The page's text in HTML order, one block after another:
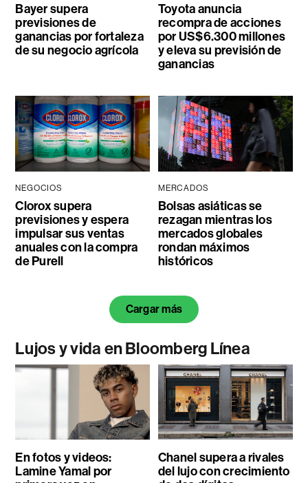
Bayer supera
previsiones de
ganancias por fortaleza
de su negocio agrícola
Toyota anuncia
recompra de acciones
por US$6.300 millones
y eleva su previsión de
ganancias
NEGOCIOS
Clorox supera
previsiones y espera
impulsar sus ventas
anuales con la compra
de Purell
MERCADOS
Bolsas asiáticas se
rezagan mientras los
mercados globales
rondan máximos
históricos
Cargar más
Lujos y vida en Bloomberg Línea
En fotos y videos:
Lamine Yamal por
Chanel supera a rivales
del lujo con crecimiento